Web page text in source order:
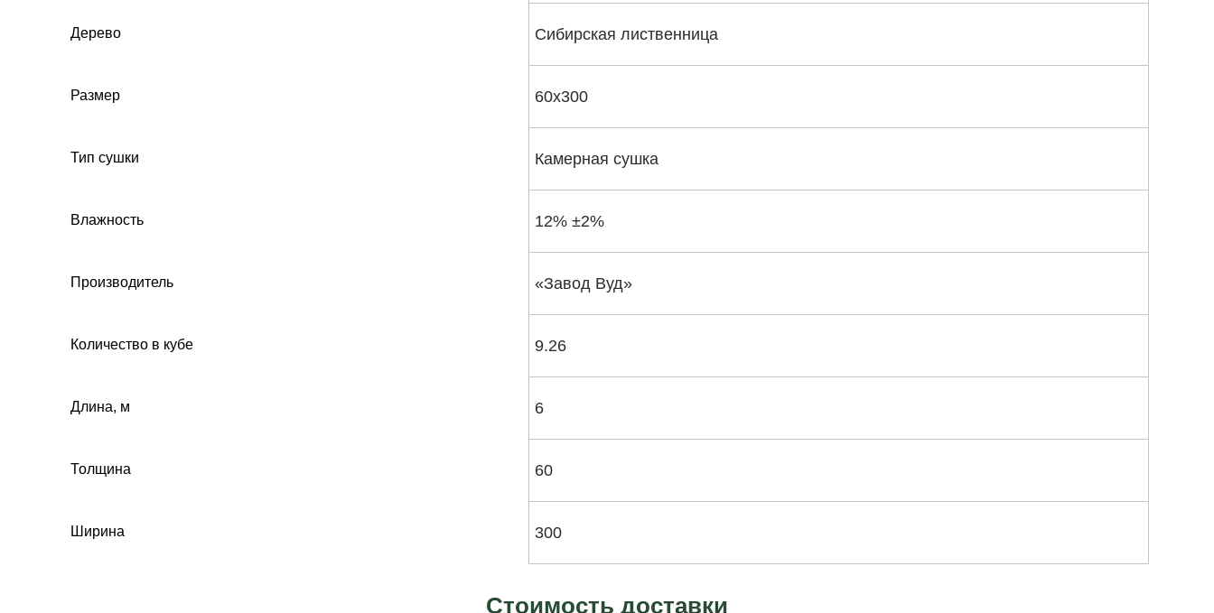
Дерево Сибирская лиственница
Размер 60х300
Тип сушки Камерная сушка
Влажность 12% ±2%
Производитель «Завод Вуд»
Количество в кубе 9.26
Длина, м 6
Толщина 60
Ширина 300
Стоимость доставки